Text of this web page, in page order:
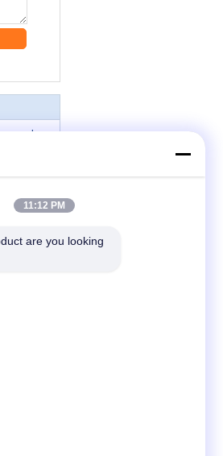
para el
11:12 PM
are you looking